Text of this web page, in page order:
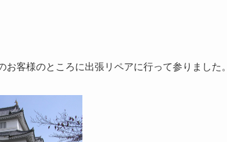
お客様のところに出張リペアに行って参りました。